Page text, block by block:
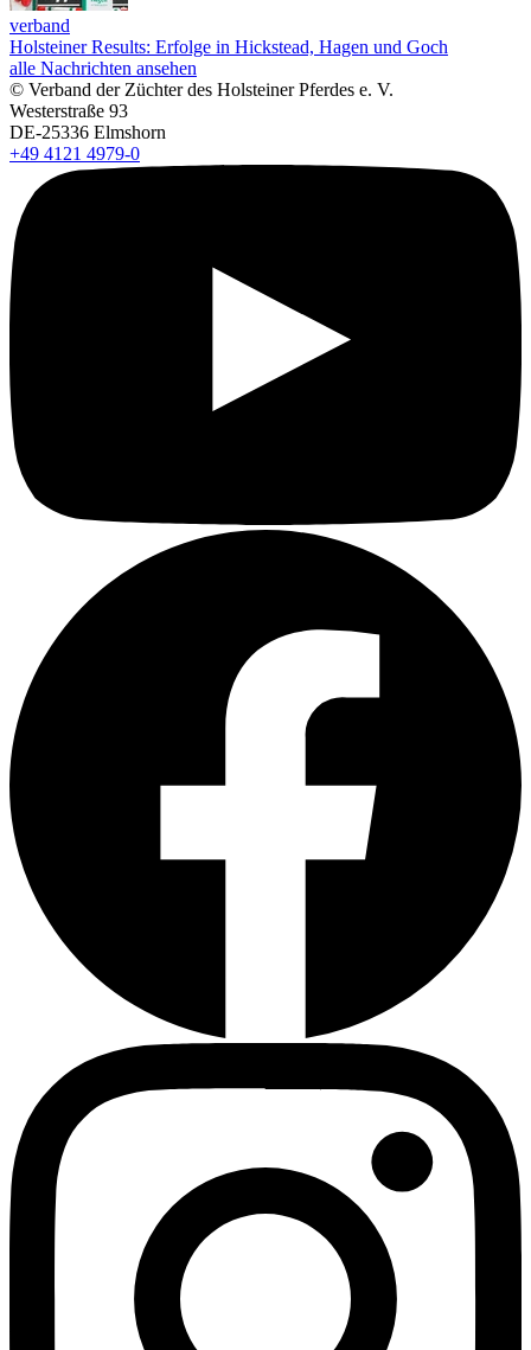
verband
Holsteiner Results: Erfolge in Hickstead, Hagen und Goch
alle Nachrichten ansehen
© Verband der Züchter des Holsteiner Pferdes e. V.
Westerstraße 93
DE-25336 Elmshorn
+49 4121 4979-0